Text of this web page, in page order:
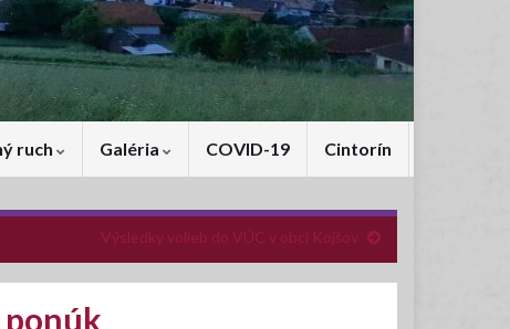
ruch Galéria COVID-19 Cintorín
Výsledky volieb do VÚC v obci Kojšov